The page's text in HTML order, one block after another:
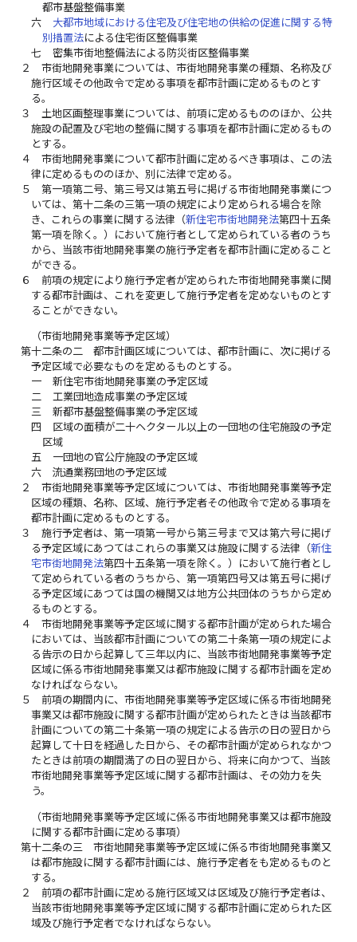
都市基盤整備事業
六
大都市地域における住宅及び住宅地の供給の促進に関する特
別措置法による住宅街区整備事業
七
密集市街地整備法による防災街区整備事業
２
市街地開発事業については、市街地開発事業の種類、名称及び
施行区域その他政令で定める事項を都市計画に定めるものとす
る。
３
土地区画整理事業については、前項に定めるもののほか、公共
施設の配置及び宅地の整備に関する事項を都市計画に定めるもの
とする。
４
市街地開発事業について都市計画に定めるべき事項は、この法
律に定めるもののほか、別に法律で定める。
５
第一項第二号、第三号又は第五号に掲げる市街地開発事業につ
いては、第十二条の三第一項の規定により定められる場合を除
き、これらの事業に関する法律（新住宅市街地開発法第四十五条
第一項を除く。）において施行者として定められている者のうち
から、当該市街地開発事業の施行予定者を都市計画に定めること
ができる。
６
前項の規定により施行予定者が定められた市街地開発事業に関
する都市計画は、これを変更して施行予定者を定めないものとす
ることができない。
（市街地開発事業等予定区域）
第十二条の二
都市計画区域については、都市計画に、次に掲げる
予定区域で必要なものを定めるものとする。
一
新住宅市街地開発事業の予定区域
二
工業団地造成事業の予定区域
三
新都市基盤整備事業の予定区域
四
区域の面積が二十ヘクタール以上の一団地の住宅施設の予定
区域
五
一団地の官公庁施設の予定区域
六
流通業務団地の予定区域
２
市街地開発事業等予定区域については、市街地開発事業等予定
区域の種類、名称、区域、施行予定者その他政令で定める事項を
都市計画に定めるものとする。
３
施行予定者は、第一項第一号から第三号まで又は第六号に掲げ
る予定区域にあつてはこれらの事業又は施設に関する法律（新住
宅市街地開発法第四十五条第一項を除く。）において施行者とし
て定められている者のうちから、第一項第四号又は第五号に掲げ
る予定区域にあつては国の機関又は地方公共団体のうちから定め
るものとする。
４
市街地開発事業等予定区域に関する都市計画が定められた場合
においては、当該都市計画についての第二十条第一項の規定によ
る告示の日から起算して三年以内に、当該市街地開発事業等予定
区域に係る市街地開発事業又は都市施設に関する都市計画を定め
なければならない。
５
前項の期間内に、市街地開発事業等予定区域に係る市街地開発
事業又は都市施設に関する都市計画が定められたときは当該都市
計画についての第二十条第一項の規定による告示の日の翌日から
起算して十日を経過した日から、その都市計画が定められなかつ
たときは前項の期間満了の日の翌日から、将来に向かつて、当該
市街地開発事業等予定区域に関する都市計画は、その効力を失
う。
（市街地開発事業等予定区域に係る市街地開発事業又は都市施設
に関する都市計画に定める事項）
第十二条の三
市街地開発事業等予定区域に係る市街地開発事業又
は都市施設に関する都市計画には、施行予定者をも定めるものと
する。
２
前項の都市計画に定める施行区域又は区域及び施行予定者は、
当該市街地開発事業等予定区域に関する都市計画に定められた区
域及び施行予定者でなければならない。